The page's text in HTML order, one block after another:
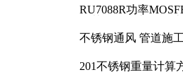
RU7088R功率
不锈钢通风 管道施工
201不锈钢重量计算